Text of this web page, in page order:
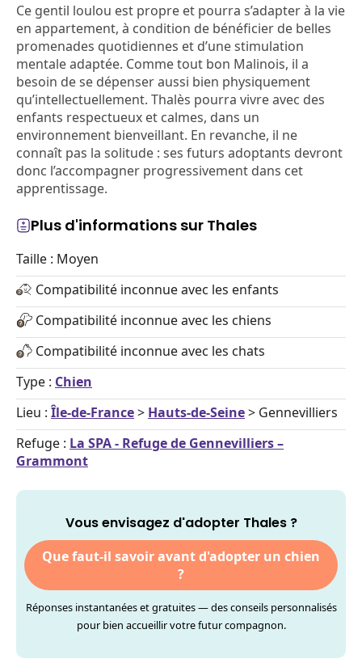
Ce gentil loulou est propre et pourra s’adapter à la vie
en appartement, à condition de bénéficier de belles
promenades quotidiennes et d’une stimulation
mentale adaptée. Comme tout bon Malinois, il a
besoin de se dépenser aussi bien physiquement
qu’intellectuellement. Thalès pourra vivre avec des
enfants respectueux et calmes, dans un
environnement bienveillant. En revanche, il ne
connaît pas la solitude : ses futurs adoptants devront
donc l’accompagner progressivement dans cet
apprentissage.
Plus d'informations sur Thales
Taille : Moyen
Compatibilité inconnue avec les enfants
Compatibilité inconnue avec les chiens
Compatibilité inconnue avec les chats
Type : Chien
Lieu : Île-de-France> Hauts-de-Seine> Gennevilliers
Refuge : La SPA - Refuge de Gennevilliers –
Grammont
Vous envisagez d'adopter Thales ?
Que faut-il savoir avant d'adopter un chien
?
Réponses instantanées et gratuites — des conseils personnalisés
pour bien accueillir votre futur compagnon.